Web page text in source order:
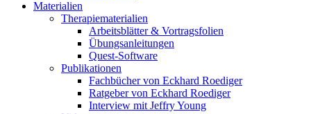
Materialien
Therapiematerialien
Arbeitsblätter & Vortragsfolien
Übungsanleitungen
Quest-Software
Publikationen
Fachbücher von Eckhard Roediger
Ratgeber von Eckhard Roediger
Interview mit Jeffry Young